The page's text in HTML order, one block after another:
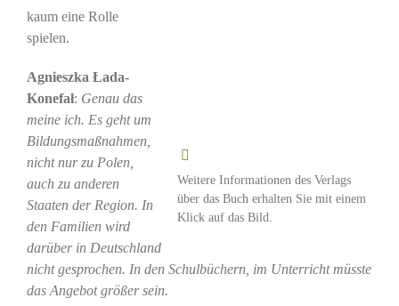
Weitere Informationen des Verlags
über das Buch erhalten Sie mit einem
Klick auf das Bild.
kaum eine Rolle
spielen.
Agnieszka Łada-
Konefał: Genau das
meine ich. Es geht um
Bildungsmaßnahmen,
nicht nur zu Polen,
auch zu anderen
Staaten der Region. In
den Familien wird
darüber in Deutschland
nicht gesprochen. In den Schulbüchern, im Unterricht müsste
das Angebot größer sein.